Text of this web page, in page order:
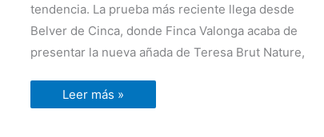
tendencia. La prueba más reciente llega desde
Belver de Cinca, donde Finca Valonga acaba de
presentar la nueva añada de Teresa Brut Nature,
Leer más »